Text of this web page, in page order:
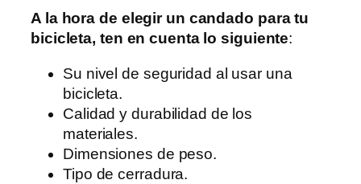
A la hora de elegir un candado para tu
bicicleta, ten en cuenta lo siguiente:
Su nivel de seguridad al usar una
bicicleta.
Calidad y durabilidad de los
materiales.
Dimensiones de peso.
Tipo de cerradura.